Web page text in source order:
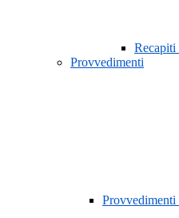
Recapiti
Provvedimenti